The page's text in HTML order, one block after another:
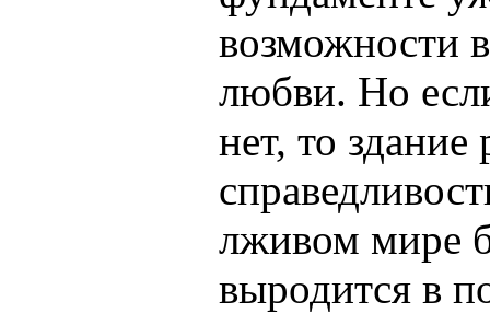
возможности
любви. Но
нет, то здание
лживом мире
выродится в